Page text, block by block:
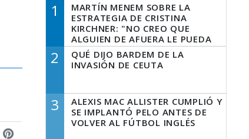
1
MARTÍN MENEM SOBRE LA
ESTRATEGIA DE CRISTINA
KIRCHNER: "NO CREO QUE
ALGUIEN DE AFUERA LE PUEDA
DECIR A LA JUSTICIA LO QUE
TIENE QUE HACER"
2
QUÉ DIJO BARDEM DE LA
INVASIÓN DE CEUTA
3
ALEXIS MAC ALLISTER CUMPLIÓ Y
SE IMPLANTÓ PELO ANTES DE
VOLVER AL FÚTBOL INGLÉS